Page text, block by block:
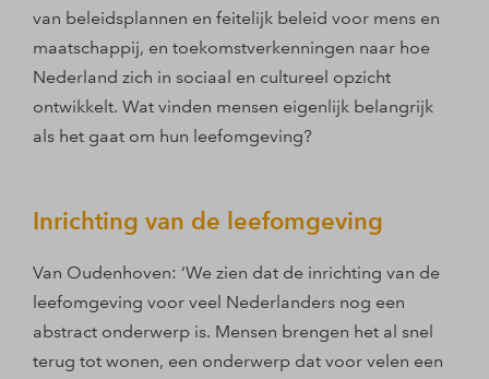
van beleidsplannen en feitelijk beleid voor mens en
maatschappij, en toekomstverkenningen naar hoe
Nederland zich in sociaal en cultureel opzicht
ontwikkelt. Wat vinden mensen eigenlijk belangrijk
als het gaat om hun leefomgeving?
Inrichting van de leefomgeving
Van Oudenhoven: ‘We zien dat de inrichting van de
leefomgeving voor veel Nederlanders nog een
abstract onderwerp is. Mensen brengen het al snel
terug tot wonen, een onderwerp dat voor velen een